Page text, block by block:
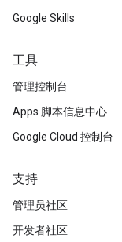
Google Skills
工具
管理控制台
Apps 脚本信息中心
Google Cloud 控制台
支持
管理员社区
开发者社区